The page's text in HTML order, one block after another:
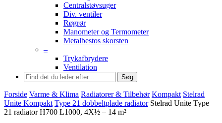
Centralstøvsuger
Div. ventiler
Røgrør
Manometer og Termometer
Metalbestos skorsten
–
Trykafbrydere
Ventilation
Søg
Forside Varme & Klima Radiatorer & Tilbehør Kompakt Stelrad
Unite Kompakt Type 21 dobbeltplade radiator Stelrad Unite Type
21 radiator H700 L1000, 4X½ – 14 m²